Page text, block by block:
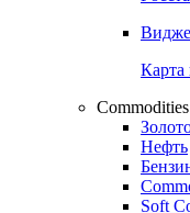
Карта
Commodities